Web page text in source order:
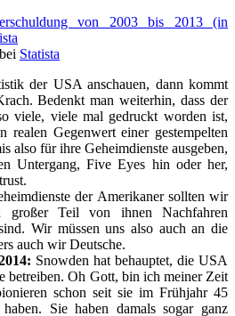
Statista
der USA anschauen, dann kommt
Bedenkt man weiterhin, dass der
viele, viele mal gedruckt worden ist,
realen Gegenwert einer gestempelten
also für ihre Geheimdienste ausgeben,
Untergang, Five Eyes hin oder her,
der Amerikaner sollten wir
großer Teil von ihnen Nachfahren
Wir müssen uns also auch an die
auch wir Deutsche.
Snowden hat behauptet, die USA
betreiben. Oh Gott, bin ich meiner Zeit
schon seit sie im Frühjahr 45
Sie haben damals sogar ganz